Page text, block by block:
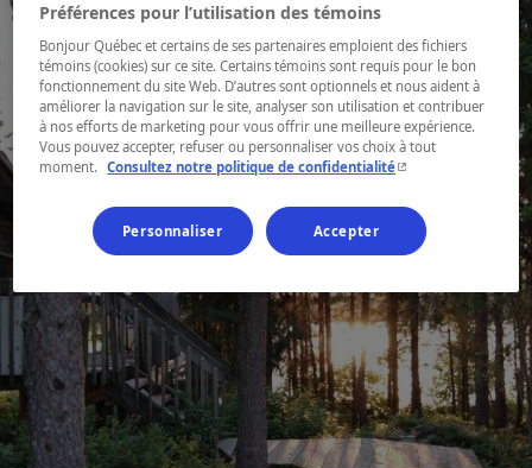
Préférences pour l’utilisation des témoins
Bonjour Québec et certains de ses partenaires emploient des fichiers
témoins (cookies) sur ce site. Certains témoins sont requis pour le bon
fonctionnement du site Web. D’autres sont optionnels et nous aident à
améliorer la navigation sur le site, analyser son utilisation et contribuer
à nos efforts de marketing pour vous offrir une meilleure expérience.
Vous pouvez accepter, refuser ou personnaliser vos choix à tout
moment. Consultez notre politique de confidentialité- Cet hyperlien
Personnaliser Accepter